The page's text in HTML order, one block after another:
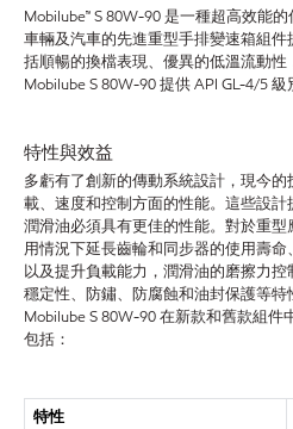
Mobilube™ S 80W-90 是一種超高效能
車輛及汽車的先進重型手排變速箱組
括順暢的換檔表現、優異的低溫流動性
Mobilube S 80W-90 提供 API GL-4/5 級
特性與效益
多虧有了創新的傳動系統設計，現今
載、速度和控制方面的性能。這些設計
潤滑油必須具有更佳的性能。對於重
用情況下延長齒輪和同步器的使用壽命
以及提升負載能力，潤滑油的磨擦力
穩定性、防鏽、防腐蝕和油封保護等特
Mobilube S 80W-90 在新款和舊款組
包括：
特性